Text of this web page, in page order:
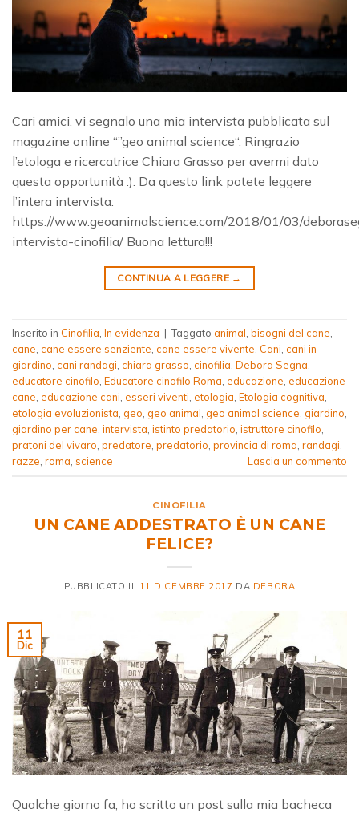
Cari amici, vi segnalo una mia intervista pubblicata sul
magazine online “”geo animal science“. Ringrazio
l’etologa e ricercatrice Chiara Grasso per avermi dato
questa opportunità :). Da questo link potete leggere
l’intera intervista:
https://www.geoanimalscience.com/2018/01/03/
intervista-cinofilia/ Buona lettura!!!
CONTINUA A LEGGERE →
Inserito in Cinofilia, In evidenza | Taggato animal, bisogni del cane,
cane, cane essere senziente, cane essere vivente, Cani, cani in
giardino, cani randagi, chiara grasso, cinofilia, Debora Segna,
educatore cinofilo, Educatore cinofilo Roma, educazione, educazione
cane, educazione cani, esseri viventi, etologia, Etologia cognitiva,
etologia evoluzionista, geo, geo animal, geo animal science, giardino,
giardino per cane, intervista, istinto predatorio, istruttore cinofilo,
pratoni del vivaro, predatore, predatorio, provincia di roma, randagi,
razze, roma, science Lascia un commento
CINOFILIA
UN CANE ADDESTRATO È UN CANE
FELICE?
PUBBLICATO IL 11 DICEMBRE 2017 DA DEBORA
11
Dic
Qualche giorno fa, ho scritto un post sulla mia bacheca